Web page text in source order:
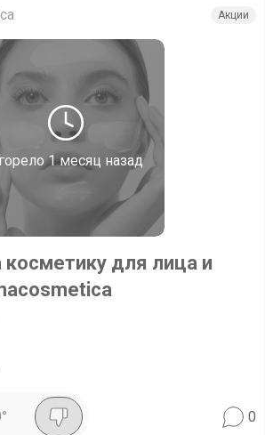
1 месяц назад
Акции
косметику для лица и
° 0